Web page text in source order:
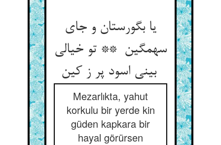
یا بگورستان و جای
سهمگین ** تو خیالی
بینی اسود پر ز کین
Mezarlıkta, yahut
korkulu bir yerde kin
güden kapkara bir
hayal görürsen